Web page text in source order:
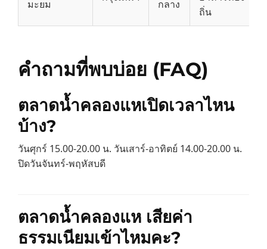
มะยม กลาง
ถิ่น
คำถามที่พบบ่อย (FAQ)
ตลาดน้ำคลองแหเปิดเวลาไหน
บ้าง?
วันศุกร์ 15.00-20.00 น. วันเสาร์-อาทิตย์ 14.00-20.00 น.
ปิดวันจันทร์-พฤหัสบดี
ตลาดน้ำคลองแห เสียค่า
ธรรมเนียมเข้าไหมคะ?